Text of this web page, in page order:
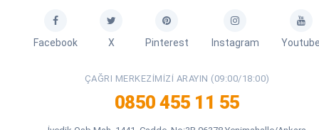
Facebook X Pinterest Instagram
ÇAĞRI MERKEZIMIZI ARAYIN (09:00/18:00)
0850 455 11 55